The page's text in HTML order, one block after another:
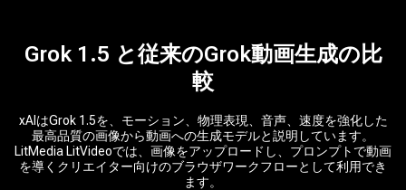
Grok 1.5 と従来のGrok動画生成の比
較
xAIはGrok 1.5を、モーション、物理表現、音声、速度を強化した
最高品質の画像から動画への生成モデルと説明しています。
LitMedia LitVideoでは、画像をアップロードし、プロンプトで動画
を導くクリエイター向けのブラウザワークフローとして利用でき
ます。